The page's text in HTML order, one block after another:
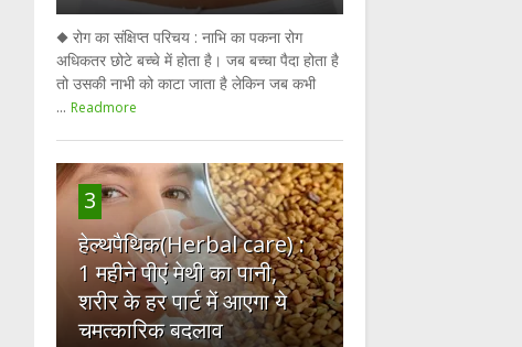
◆ रोग का संक्षिप्त परिचय : नाभि का पकना रोग
अधिकतर छोटे बच्चे में होता है। जब बच्चा पैदा होता है
तो उसकी नाभी को काटा जाता है लेकिन जब कभी
... Readmore
3
हेल्थपैथिक(Herbal care) :
1 महीने पीएं मेथी का पानी,
शरीर के हर पार्ट में आएगा ये
चमत्कारिक बदलाव